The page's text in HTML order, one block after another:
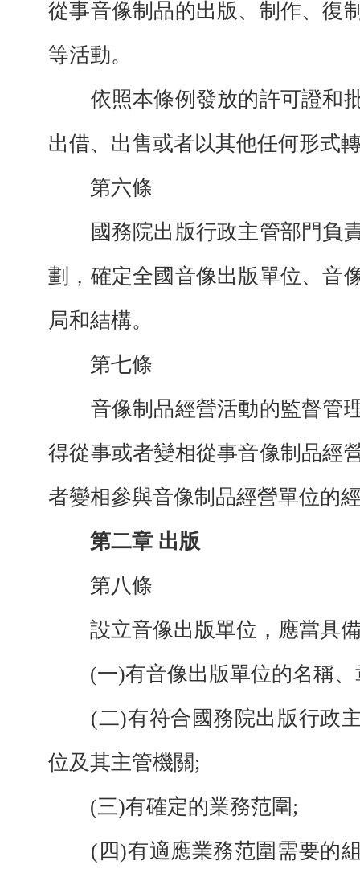
從事音像制品的出版、制作、復
等活動。
依照本條例發放的許可證和
出借、出售或者以其他任何形式
第六條
國務院出版行政主管部門負
劃，確定全國音像出版單位、音
局和結構。
第七條
音像制品經營活動的監督管
得從事或者變相從事音像制品經
者變相參與音像制品經營單位的
第二章 出版
第八條
設立音像出版單位，應當具備
(一)有音像出版單位的名稱、
(二)有符合國務院出版行政主
位及其主管機關;
(三)有確定的業務范圍;
(四)有適應業務范圍需要的組